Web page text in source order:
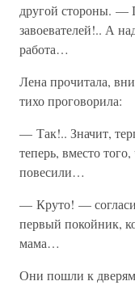
другой стороны. —
завоевателей!.. А
работа…
Лена прочитала,
тихо проговорила:
— Так!.. Значит,
теперь, вместо
повесили…
— Круто! —
первый покойник,
мама…
Они пошли к